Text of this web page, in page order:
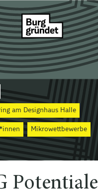
am Designhaus Halle
Mikrowettbewerbe
Potentiale